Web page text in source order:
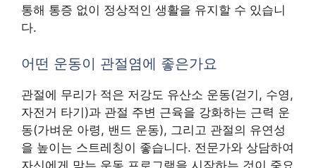
통해 통증 없이 정상적인 생활을 유지할 수 있습니
다.
어떤 운동이 관절염에 좋은가요
관절에 무리가 적은 저강도 유산소 운동(걷기, 수영,
자전거 타기)과 관절 주변 근육을 강화하는 근력 운
동(가벼운 아령, 밴드 운동), 그리고 관절의 유연성
을 높이는 스트레칭이 좋습니다. 전문가와 상담하여
자신에게 맞는 운동 프로그램을 시작하는 것이 중요